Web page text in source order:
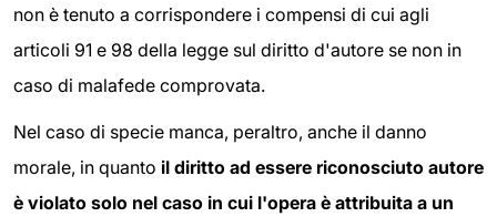
non è tenuto a corrispondere i compensi di cui agli
articoli 91 e 98 della legge sul diritto d'autore se non in
caso di malafede comprovata.
Nel caso di specie manca, peraltro, anche il danno
morale, in quanto il diritto ad essere riconosciuto autore
è violato solo nel caso in cui l'opera è attribuita a un